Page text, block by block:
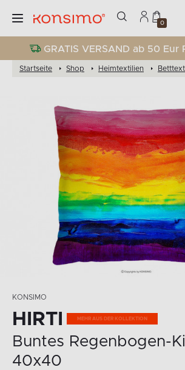
0
GRATIS VERSAND ab 50 Eur
Startseite Shop Heimtextilien
KONSIMO
HIRTI
Buntes Regenbogen-
40x40